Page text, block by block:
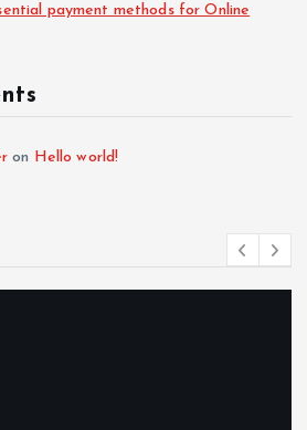
payment methods for Online
on Hello world!